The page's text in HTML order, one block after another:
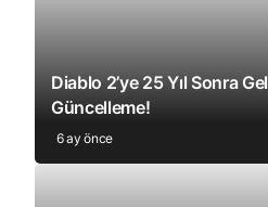
Diablo 2’ye 25 Yıl Sonra
Güncelleme!
6 ay önce